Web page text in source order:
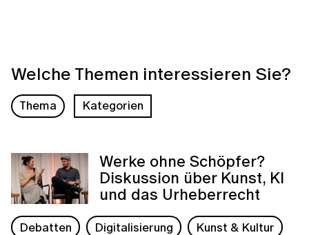
Welche Themen interessieren Sie?
Thema Kategorien
Werke ohne Schöpfer?
Diskussion über Kunst, KI
und das Urheberrecht
Debatten Digitalisierung
Kunst & Kultur